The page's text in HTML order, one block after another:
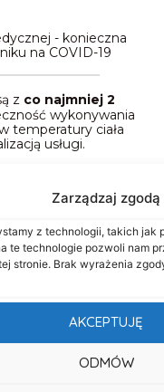
Zarządzaj zgodą
z technologii, takich
te technologie pozwoli nam
stronie. Brak wyrażenia
AKCEPTUJĘ
ODMÓW
- konieczna
na COVID-19
z co najmniej 2
wykonywania
temperatury ciała
usługi.
jechać - żaden
- transport
jest również
lekarza + telefon
- po dotarciu
: Ciśnienie Krwi,